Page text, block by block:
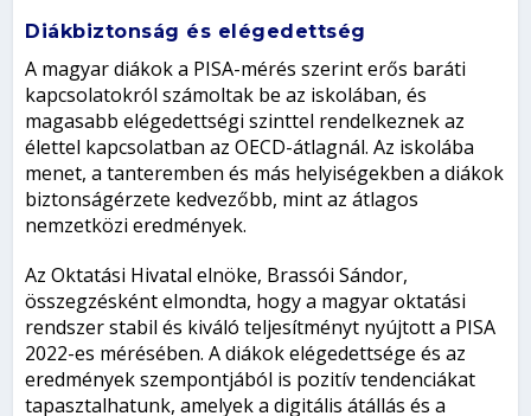
Diákbiztonság és elégedettség
A magyar diákok a PISA-mérés szerint erős baráti
kapcsolatokról számoltak be az iskolában, és
magasabb elégedettségi szinttel rendelkeznek az
élettel kapcsolatban az OECD-átlagnál. Az iskolába
menet, a tanteremben és más helyiségekben a diákok
biztonságérzete kedvezőbb, mint az átlagos
nemzetközi eredmények.
Az Oktatási Hivatal elnöke, Brassói Sándor,
összegzésként elmondta, hogy a magyar oktatási
rendszer stabil és kiváló teljesítményt nyújtott a PISA
2022-es mérésében. A diákok elégedettsége és az
eredmények szempontjából is pozitív tendenciákat
tapasztalhatunk, amelyek a digitális átállás és a